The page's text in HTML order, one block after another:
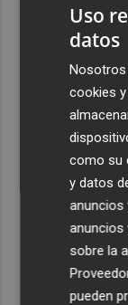
exporta a
La Región de
con cinco
El coste de la
mínimo para
Uso
datos
cookies
como su
y datos
anuncios
anuncios
sobre la
pueden